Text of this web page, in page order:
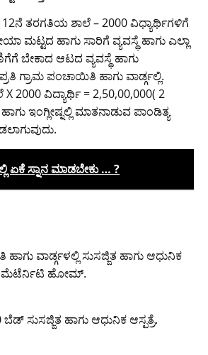
ತರಗತಿಯ ಶಾಲೆ – 2000 ವಿಧ್ಯಾರ್ಥಿಗಳಿಗೆ
ಮಟ್ಟದ ಹಾಗು ಸಾರಿಗೆ ವ್ಯವಸ್ಥೆ ಹಾಗು ಎಲ್ಲಾ
ಬೇಕಾದ ಆಟದ ವ್ಯವಸ್ಥೆ ಹಾಗು
ಗ್ರಾಮ ಪಂಚಾಯಿತಿ ಹಾಗು ವಾರ್ಡ್ಗಲ್ಲಿ.
2000 ವಿದ್ಯಾರ್ಥಿ = 2,50,00,000( 2
ಇಂಗ್ಲೀಷ್ನಲ್ಲಿ ಮಾತನಾಡುವ ಪಾಂಡಿತ್ಯ
ಸ್ನಾನ ಮಾಡಬೇಕು … ?
ವಾರ್ಡ್ಗಳಲ್ಲಿ ಸುಸಜ್ಜಿತ ಹಾಗು ಆಧುನಿಕ
ಮೆಟೆರ್ನಿಟಿ ಹೋಮ್.
ಬೆಡ್ ಸುಸಜ್ಜಿತ ಹಾಗು ಆಧುನಿಕ ಆಸ್ಪತ್ರೆ.